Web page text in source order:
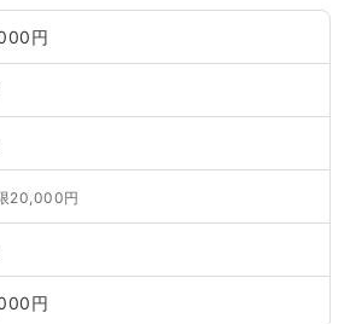
円
20,000円
円